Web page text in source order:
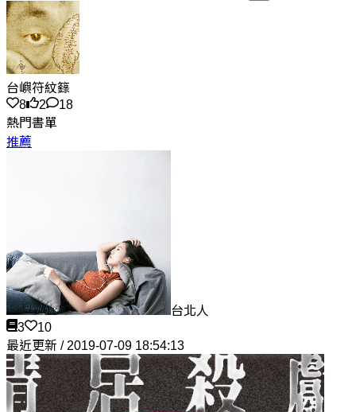
台嶼符紋籙
8
2
18
熱門書單
推薦
台北人
3
10
最近更新 / 2019-07-09 18:54:13